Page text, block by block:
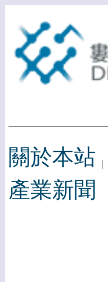
關於本站
產業新聞